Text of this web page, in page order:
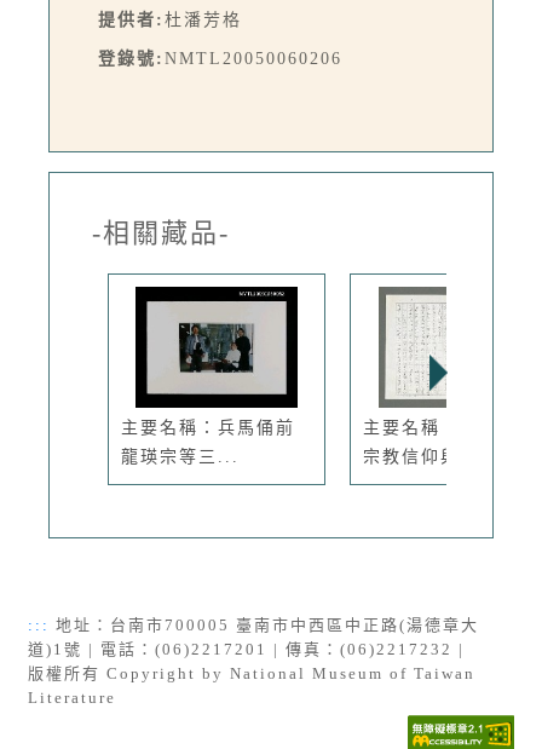
提供者: 杜潘芳格
登錄號: NMTL20050060206
-相關藏品-
主要名稱：兵馬俑前
龍瑛宗等三...
主要名稱：「愛」－
宗教信仰與...
::: 地址：台南市700005 臺南市中西區中正路(湯德章大
道)1號 | 電話：(06)2217201 | 傳真：(06)2217232 |
版權所有 Copyright by National Museum of Taiwan
Literature